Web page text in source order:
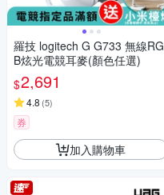
羅技 logitech G G733 無線RG
B炫光電競耳麥(顏色任選)
$2,691
4.8 (5)
券
加入購物車